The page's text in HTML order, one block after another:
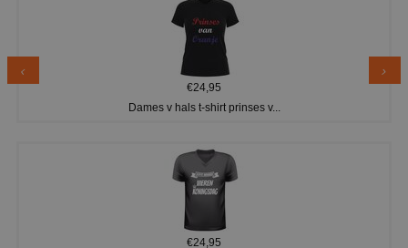
€24,95
Dames v hals t-shirt prinses v...
€24,95